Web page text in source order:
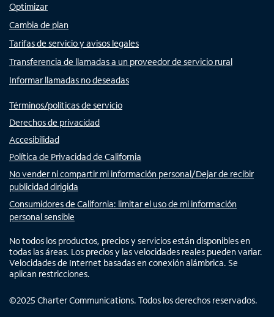
Optimizar
Cambia de plan
Tarifas de servicio y avisos legales
Transferencia de llamadas a un proveedor de servicio rural
Informar llamadas no deseadas
Términos/políticas de servicio
Derechos de privacidad
Accesibilidad
Política de Privacidad de California
No vender ni compartir mi información personal/Dejar de recibir
publicidad dirigida
Consumidores de California: limitar el uso de mi información
personal sensible
No todos los productos, precios y servicios están disponibles en
todas las áreas. Los precios y las velocidades reales pueden variar.
Velocidades de Internet basadas en conexión alámbrica. Se
aplican restricciones.
©2025 Charter Communications. Todos los derechos reservados.